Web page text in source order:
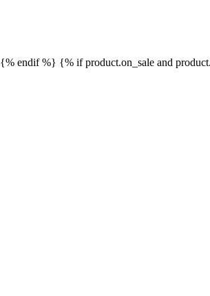
{% endif %} {% if product.on_sale and